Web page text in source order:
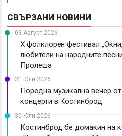
СВЪРЗАНИ НОВИНИ
03 Август 2026
X фолклорен фестивал
любители на народните
Пролеша
31 Юли 2026
Поредна музикална вечер от
концерти в Костинброд
30 Юли 2026
Костинброд бе домакин на